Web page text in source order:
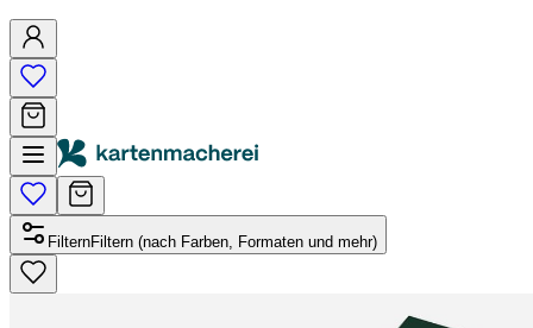
FilternFiltern (nach Farben, Formaten und mehr)